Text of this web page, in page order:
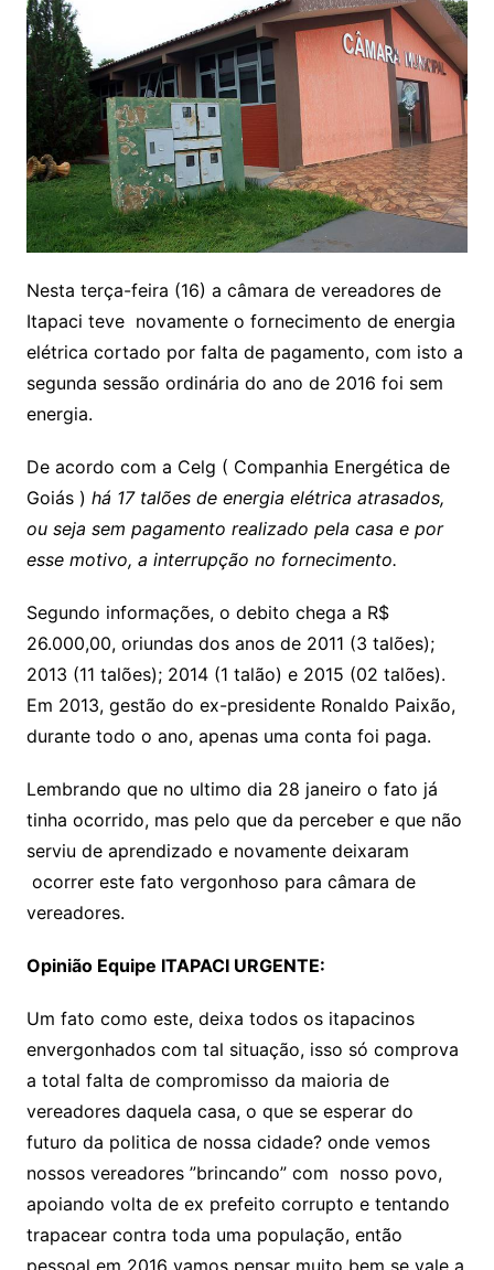
Nesta terça-feira (16) a câmara de vereadores de
Itapaci teve novamente o fornecimento de energia
elétrica cortado por falta de pagamento, com isto a
segunda sessão ordinária do ano de 2016 foi sem
energia.
De acordo com a Celg ( Companhia Energética de
Goiás ) há 17talões de energia elétrica atrasados,
ou seja sem pagamento realizado pela casa e por
esse motivo, a interrupção no fornecimento.
Segundo informações, o debito chega a R$
26.000,00, oriundas dos anos de 2011 (3 talões);
2013 (11 talões); 2014 (1 talão) e 2015 (02 talões).
Em 2013, gestão do ex-presidente Ronaldo Paixão,
durante todo o ano, apenas uma conta foi paga.
Lembrando que no ultimo dia 28 janeiro o fato já
tinha ocorrido, mas pelo que da perceber e que não
serviu de aprendizado e novamente deixaram
ocorrer este fato vergonhoso para câmara de
vereadores.
Opinião Equipe ITAPACI URGENTE:
Um fato como este, deixa todos os itapacinos
envergonhados com tal situação, isso só comprova
a total falta de compromisso da maioria de
vereadores daquela casa, o que se esperar do
futuro da politica de nossa cidade? onde vemos
nossos vereadores ”brincando” com nosso povo,
apoiando volta de ex prefeito corrupto e tentando
trapacear contra toda uma população, então
pessoal em 2016 vamos pensar muito bem se vale a